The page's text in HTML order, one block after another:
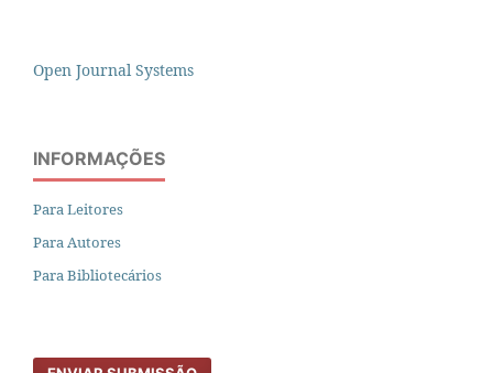
Open Journal Systems
INFORMAÇÕES
Para Leitores
Para Autores
Para Bibliotecários